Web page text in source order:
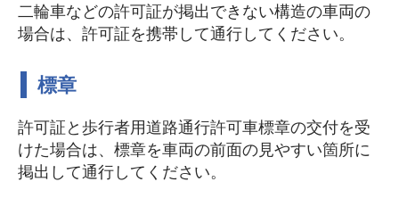
二輪車などの許可証が掲出できない構造の車両の
場合は、許可証を携帯して通行してください。
標章
許可証と歩行者用道路通行許可車標章の交付を受
けた場合は、標章を車両の前面の見やすい箇所に
掲出して通行してください。